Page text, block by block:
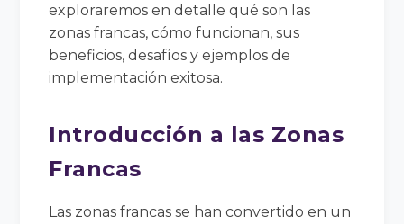
exploraremos en detalle qué son las
zonas francas, cómo funcionan, sus
beneficios, desafíos y ejemplos de
implementación exitosa.
Introducción a las Zonas
Francas
Las zonas francas se han convertido en un